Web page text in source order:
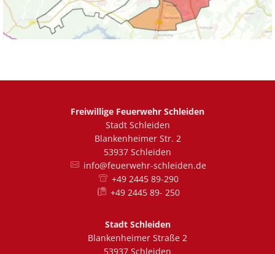
Freiwillige Feuerwehr Schleiden
Stadt Schleiden
Blankenheimer Str. 2
53937 Schleiden
info@feuerwehr-schleiden.de
+49 2445 89-290
+49 2445 89- 250
Stadt Schleiden
Blankenheimer Straße 2
53937 Schleiden